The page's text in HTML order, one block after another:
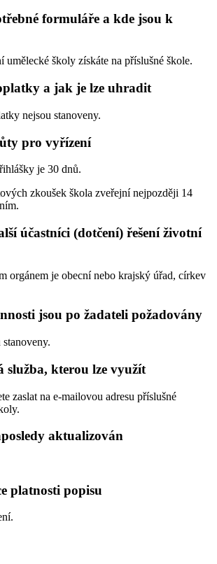
formuláře a kde jsou k
umělecké školy získáte na příslušné škole.
a jak je lze uhradit
nejsou stanoveny.
pro vyřízení
je 30 dnů.
zkoušek škola zveřejní nejpozději 14
účastníci (dotčení) řešení životní
orgánem je obecní nebo krajský úřad, církev
jsou po žadateli požadovány
služba, kterou lze využít
zaslat na e-mailovou adresu příslušné
aktualizován
platnosti popisu